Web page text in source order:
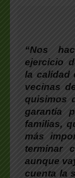
“Nos
ejercicio
la calidad
vecinas
quisimos
garantía
familias,
más
terminar
aunque
cuenta la